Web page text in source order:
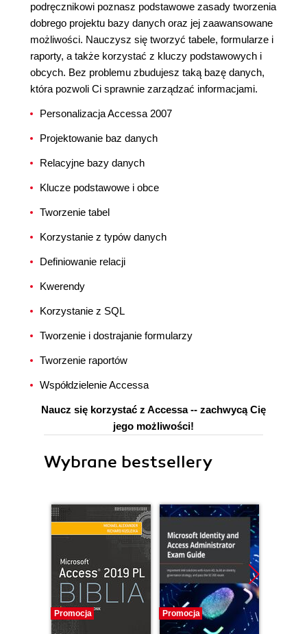
podręcznikowi poznasz podstawowe zasady tworzenia
dobrego projektu bazy danych oraz jej zaawansowane
możliwości. Nauczysz się tworzyć tabele, formularze i
raporty, a także korzystać z kluczy podstawowych i
obcych. Bez problemu zbudujesz taką bazę danych,
która pozwoli Ci sprawnie zarządzać informacjami.
Personalizacja Accessa 2007
Projektowanie baz danych
Relacyjne bazy danych
Klucze podstawowe i obce
Tworzenie tabel
Korzystanie z typów danych
Definiowanie relacji
Kwerendy
Korzystanie z SQL
Tworzenie i dostrajanie formularzy
Tworzenie raportów
Współdzielenie Accessa
Naucz się korzystać z Accessa -- zachwycą Cię
jego możliwości!
Wybrane bestsellery
Promocja Promocja